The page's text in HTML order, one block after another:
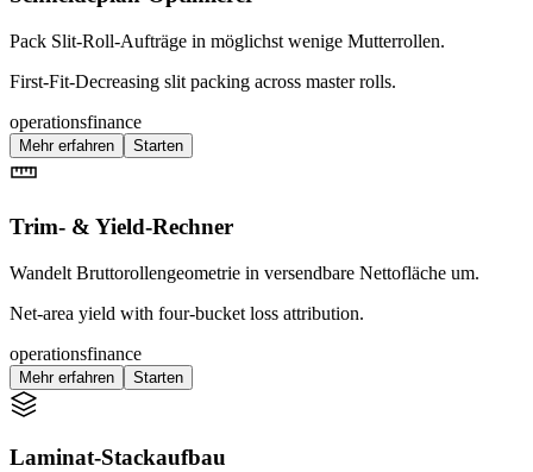
Pack Slit-Roll-Aufträge in möglichst wenige Mutterrollen.
First-Fit-Decreasing slit packing across master rolls.
operationsfinance
Mehr erfahren Starten
Trim- & Yield-Rechner
Wandelt Bruttorollengeometrie in versendbare Nettofläche um.
Net-area yield with four-bucket loss attribution.
operationsfinance
Mehr erfahren Starten
Laminat-Stackaufbau